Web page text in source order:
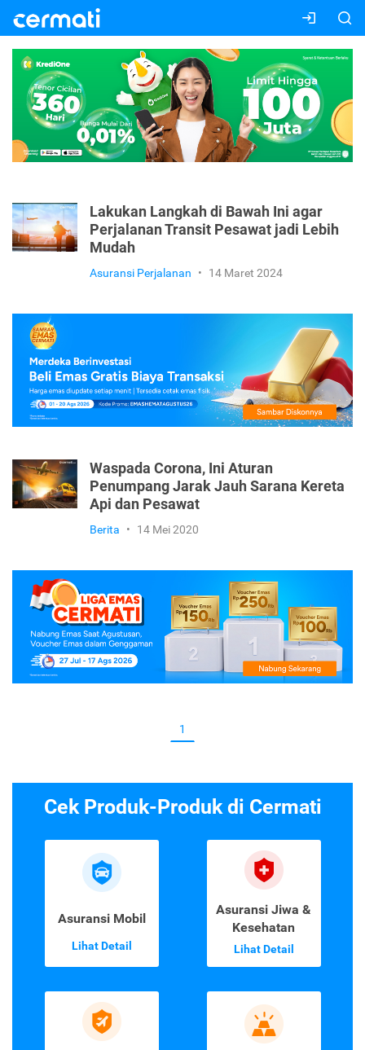
Lakukan Langkah di Bawah Ini agar
Perjalanan Transit Pesawat jadi Lebih
Mudah
Asuransi Perjalanan • 14 Maret 2024
Waspada Corona, Ini Aturan
Penumpang Jarak Jauh Sarana Kereta
Api dan Pesawat
Berita • 14 Mei 2020
1
Cek Produk-Produk di Cermati
Asuransi Mobil
Lihat Detail
Asuransi Jiwa &
Kesehatan
Lihat Detail